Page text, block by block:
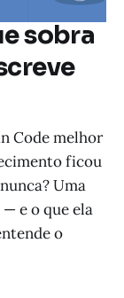
sobra
Code melhor
ficou
Uma
e o que ela
o